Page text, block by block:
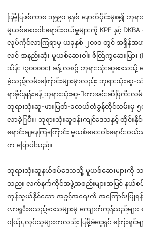
ြမိဖစ်ကာစ ၁၉၉၀ ခုနှစ် နောက်ပိုင်းမှစ၍ ဘုရ
မူယစ်ဆေးဝါးရောင်းဝယ်မှုများကို KPF နှင့် DKBA
လုပ်ကိုင်လာကြရာမ ယခုနှစ် ၂၀၁၀ တွင အရှိန်အ
လျှင် အနည်းဆုံး မူယစ်ဆေးဝါး စိတကွဆေးပြား (
သိန်း (၃၀၀၀၀၀) ခန လစဥ ဘုရားသုံးဆူဒေသသို
ခဲ့သညလမ်းကြောင်းများမှာလည်း ဘုရားသုံးဆူ-
ရာခိုင်နှုန်းခန ဘုရားသုံးဆူ-ြကာအင်းဆိပကီးလမ်
ဘုရားသုံးဆူ-ဖားပြတ်-ခလယ်တံခွန်တိုင်လမ်းမ ၅
လာခဲပီး၊ ဘုရားသုံးဆူဝန်းကျင်ဒေသနှင့် ထိုင်းနို
ရောင်းချနေကြကြောင်း မူယစ်ဆေးဝါးရောင်းဝယ်သူ
က ပြောပါသည်။
ဘုရားသုံးဆူနယ်စပ်ဒေသသို မူယစ်ဆေးများကို သ
သည်။ လက်နက်ကိုင်အဖွဲ့အစည်းများအပြင နယ်စ
ကုန်သွယ်နိုင်သော အခွငအရေးကို အကြောင်းပြုရန
လာရှုိးစသညဒေသများမ ကျောက်ကုန်သည်များ
ဝယပုလုပ်သူများကလည်း ြမိခံငွေရှင ကြေးရှင်မျ